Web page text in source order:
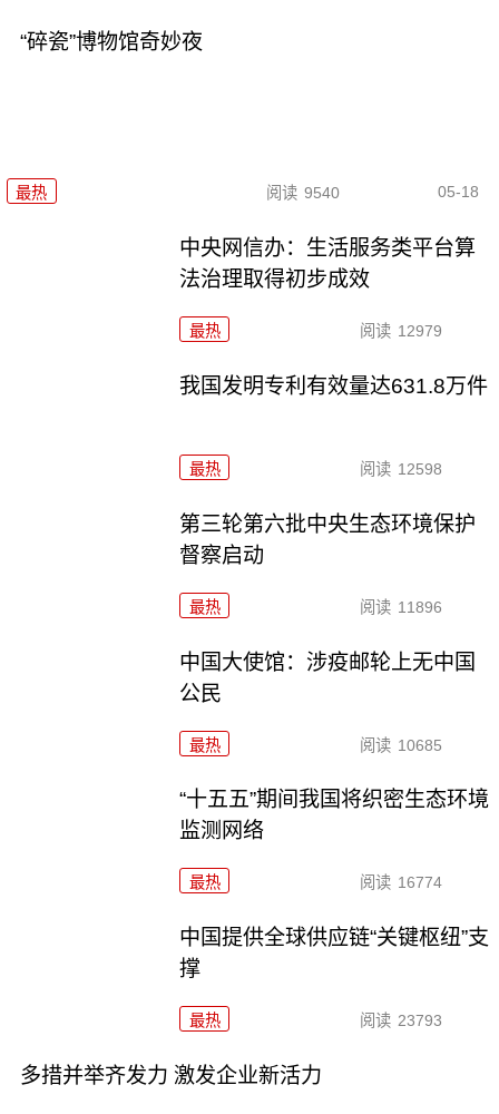
“碎瓷”博物馆奇妙夜
最热 阅读 9540 05-18
中央网信办：生活服务类平台算
法治理取得初步成效
最热 阅读 12979
我国发明专利有效量达631.8万件
最热 阅读 12598
第三轮第六批中央生态环境保护
督察启动
最热 阅读 11896
中国大使馆：涉疫邮轮上无中国
公民
最热 阅读 10685
“十五五”期间我国将织密生态环境
监测网络
最热 阅读 16774
中国提供全球供应链“关键枢纽”支
撑
最热 阅读 23793
多措并举齐发力 激发企业新活力